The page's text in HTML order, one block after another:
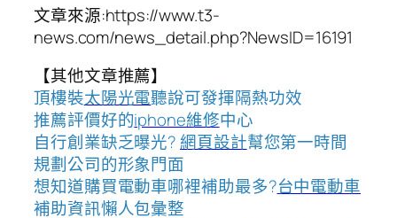
文章來源:https://www.t3-
news.com/news_detail.php?NewsID=16191
【其他文章推薦】
頂樓裝太陽光電聽說可發揮隔熱功效
推薦評價好的iphone維修中心
自行創業缺乏曝光?網頁設計幫您第一時間
規劃公司的形象門面
想知道購買電動車哪裡補助最多?台中電動車
補助資訊懶人包彙整